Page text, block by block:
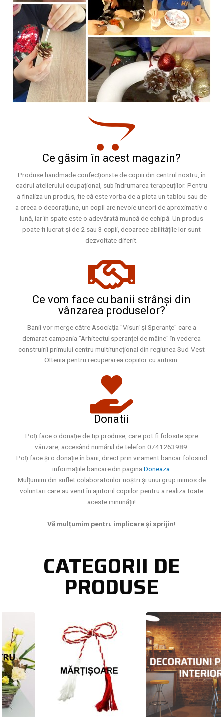
Ce găsim în acest magazin?
Produse handmade confecționate de copiii din centrul nostru, în
cadrul atelierului ocupațional, sub îndrumarea terapeuților. Pentru
a finaliza un produs, fie că este vorba de a picta un tablou sau de
a creea o decorațiune, un copil are nevoie uneori de aproximativ o
lună, iar în spate este o adevărată muncă de echipă. Un produs
poate fi lucrat și de 2 sau 3 copii, deoarece abilitățile lor sunt
dezvoltate diferit.
Ce vom face cu banii strânși din
vânzarea produselor?
Banii vor merge către Asociația "Visuri și Speranțe" care a
demarat campania "Arhitectul speranței de mâine" în vederea
construirii primului centru multifuncțional din regiunea Sud-Vest
Oltenia pentru recuperarea copiilor cu autism.
Donatii
Poți face o donație de tip produse, care pot fi folosite spre
vânzare, accesând numărul de telefon 0741263989.
Poți face și o donație în bani, direct prin virament bancar folosind
informațiile bancare din pagina Doneaza.
Mulțumim din suflet colaboratorilor noștri și unui grup inimos de
voluntari care au venit în ajutorul copiilor pentru a realiza toate
aceste minunății!
Vă mulțumim pentru implicare și sprijin!
CATEGORII DE
PRODUSE